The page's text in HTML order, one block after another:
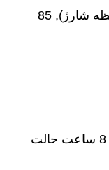
2600 میلی‌آمپر ساعت (محفظه شارژ), 85
100 ساعت با محفظه شارژ, 8 ساعت حالت